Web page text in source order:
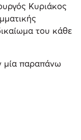
Κυριάκος
του κάθε
μία παραπάνω